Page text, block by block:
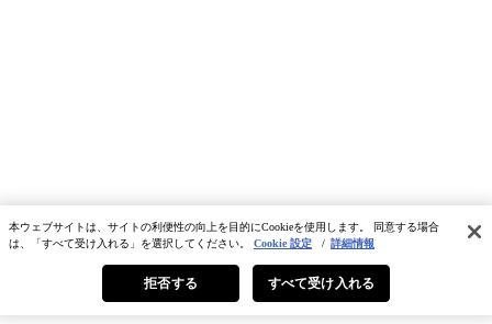
本ウェブサイトは、サイトの利便性の向上を目的にCookieを使用します。 同意する場合
は、「すべて受け入れる」を選択してください。 Cookie 設定 / 詳細情報
拒否する すべて受け入れる